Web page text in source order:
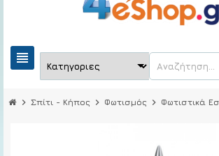
view_headline
chevron_right Σπίτι - Κήπος chevron_right Φωτισμός chevron_right Φωτιστικά